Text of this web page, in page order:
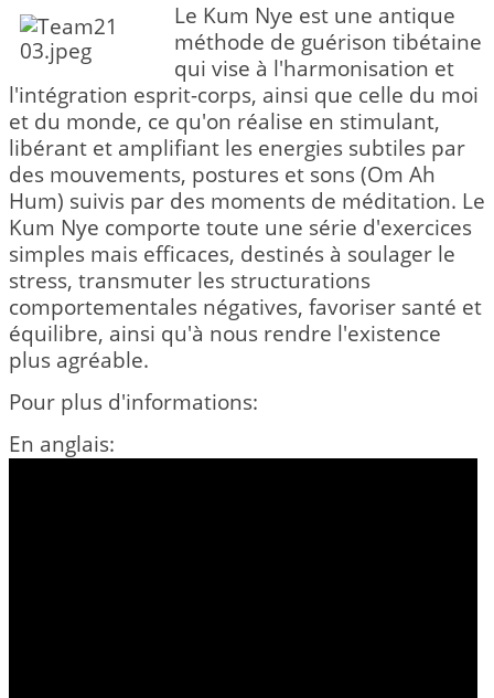
Le Kum Nye est une antique
méthode de guérison tibétaine
qui vise à l'harmonisation et
l'intégration esprit-corps, ainsi que celle du moi
et du monde, ce qu'on réalise en stimulant,
libérant et amplifiant les energies subtiles par
des mouvements, postures et sons (Om Ah
Hum) suivis par des moments de méditation. Le
Kum Nye comporte toute une série d'exercices
simples mais efficaces, destinés à soulager le
stress, transmuter les structurations
comportementales négatives, favoriser santé et
équilibre, ainsi qu'à nous rendre l'existence
plus agréable.
Pour plus d'informations:
En anglais: